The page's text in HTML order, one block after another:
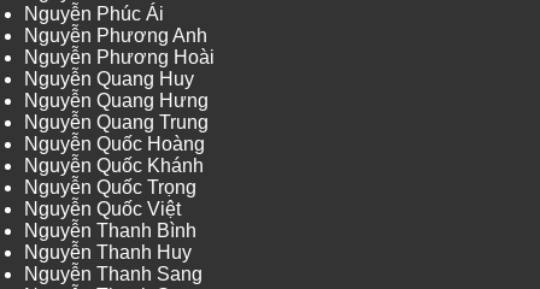
Nguyễn Phúc Ái
Nguyễn Phương Anh
Nguyễn Phương Hoài
Nguyễn Quang Huy
Nguyễn Quang Hưng
Nguyễn Quang Trung
Nguyễn Quốc Hoàng
Nguyễn Quốc Khánh
Nguyễn Quốc Trọng
Nguyễn Quốc Việt
Nguyễn Thanh Bình
Nguyễn Thanh Huy
Nguyễn Thanh Sang